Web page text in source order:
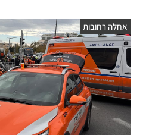
אחלה רחובות